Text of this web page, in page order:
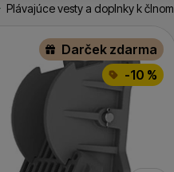
Plávajúce vesty a doplnky k člnom
Darček zdarma
-10 %